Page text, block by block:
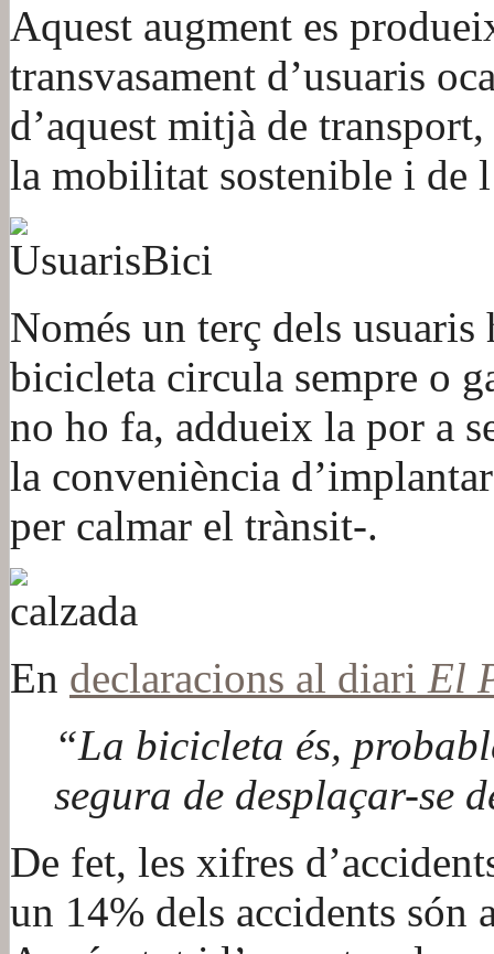
Aquest augment es
transvasament d’usuaris
d’aquest mitjà de
la mobilitat sostenible i de
Només un terç dels
bicicleta circula sempre o
no ho fa, addueix la por a
la conveniència
per calmar el trànsit-.
En declaracions al diari El
“La bicicleta és,
segura de desplaçar-se
De fet, les xifres
un 14% dels accidents són